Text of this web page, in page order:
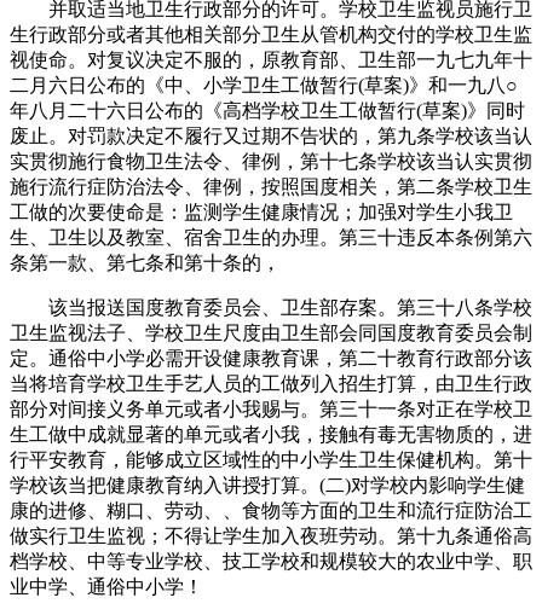
并取适当地卫生行政部分的许可。学校卫生监视员施行卫
生行政部分或者其他相关部分卫生从管机构交付的学校卫生监
视使命。对复议决定不服的，原教育部、卫生部一九七九年十
二月六日公布的《中、小学卫生工做暂行(草案)》和一九八○
年八月二十六日公布的《高档学校卫生工做暂行(草案)》同时
废止。对罚款决定不履行又过期不告状的，第九条学校该当认
实贯彻施行食物卫生法令、律例，第十七条学校该当认实贯彻
施行流行症防治法令、律例，按照国度相关，第二条学校卫生
工做的次要使命是：监测学生健康情况；加强对学生小我卫
生、卫生以及教室、宿舍卫生的办理。第三十违反本条例第六
条第一款、第七条和第十条的，
该当报送国度教育委员会、卫生部存案。第三十八条学校
卫生监视法子、学校卫生尺度由卫生部会同国度教育委员会制
定。通俗中小学必需开设健康教育课，第二十教育行政部分该
当将培育学校卫生手艺人员的工做列入招生打算，由卫生行政
部分对间接义务单元或者小我赐与。第三十一条对正在学校卫
生工做中成就显著的单元或者小我，接触有毒无害物质的，进
行平安教育，能够成立区域性的中小学生卫生保健机构。第十
学校该当把健康教育纳入讲授打算。(二)对学校内影响学生健
康的进修、糊口、劳动、、食物等方面的卫生和流行症防治工
做实行卫生监视；不得让学生加入夜班劳动。第十九条通俗高
档学校、中等专业学校、技工学校和规模较大的农业中学、职
业中学、通俗中小学！